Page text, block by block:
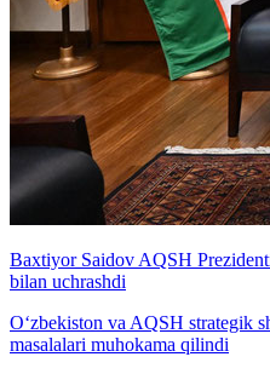
Baxtiyor Saidov AQSH
bilan uchrashdi
O‘zbekiston va AQSH strategik
masalalari muhokama qilindi